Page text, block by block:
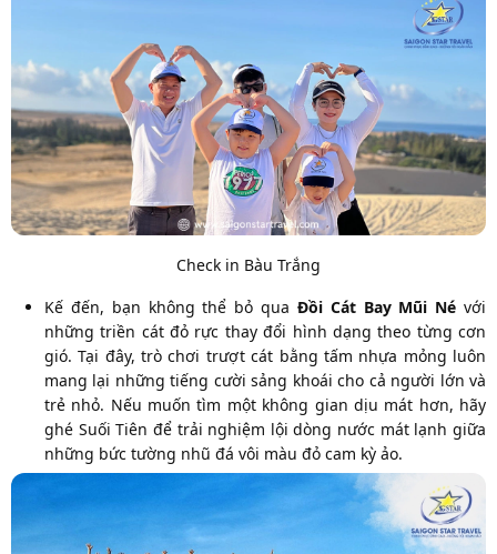
Check in Bàu Trắng
Kế đến, bạn không thể bỏ qua Đồi Cát Bay Mũi Né với
những triền cát đỏ rực thay đổi hình dạng theo từng cơn
gió. Tại đây, trò chơi trượt cát bằng tấm nhựa mỏng luôn
mang lại những tiếng cười sảng khoái cho cả người lớn và
trẻ nhỏ. Nếu muốn tìm một không gian dịu mát hơn, hãy
ghé Suối Tiên để trải nghiệm lội dòng nước mát lạnh giữa
những bức tường nhũ đá vôi màu đỏ cam kỳ ảo.